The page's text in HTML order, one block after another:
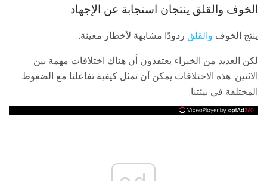
الخوف والقلق ينتجان استجابة عن الإجهاد
ينتج الخوف والقلق ردودًا مشابهة لأخطار معينة.
لكن العديد من الخبراء يعتقدون أن هناك اختلافات مهمة بين
الاثنين. هذه الاختلافات يمكن أن تمثل كيفية تفاعلنا مع الضغوط
المختلفة في بيئتنا.